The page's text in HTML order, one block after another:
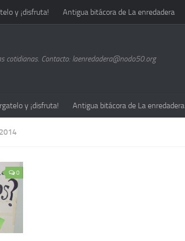
y ¡disfruta! Antigua bitácora de La enredadera
cotidianas. Contacto: laenredadera@nodo50.org
y ¡disfruta! Antigua bitácora de La enredadera
0